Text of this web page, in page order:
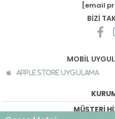
[email
BİZİ
MOBİL
Apple Store Uygulama
MÜŞTERİ